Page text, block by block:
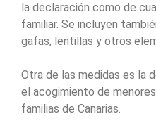
la declaración como de
familiar. Se incluyen
gafas, lentillas y otros
Otra de las medidas es la
el acogimiento de
familias de Canarias.